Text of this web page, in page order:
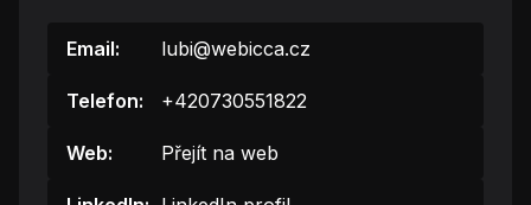
Email: lubi@webicca.cz
Telefon: +420730551822
Web: Přejít na web